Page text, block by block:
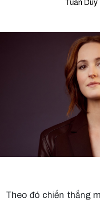
Tuấn Duy
Theo đó chiến thắng